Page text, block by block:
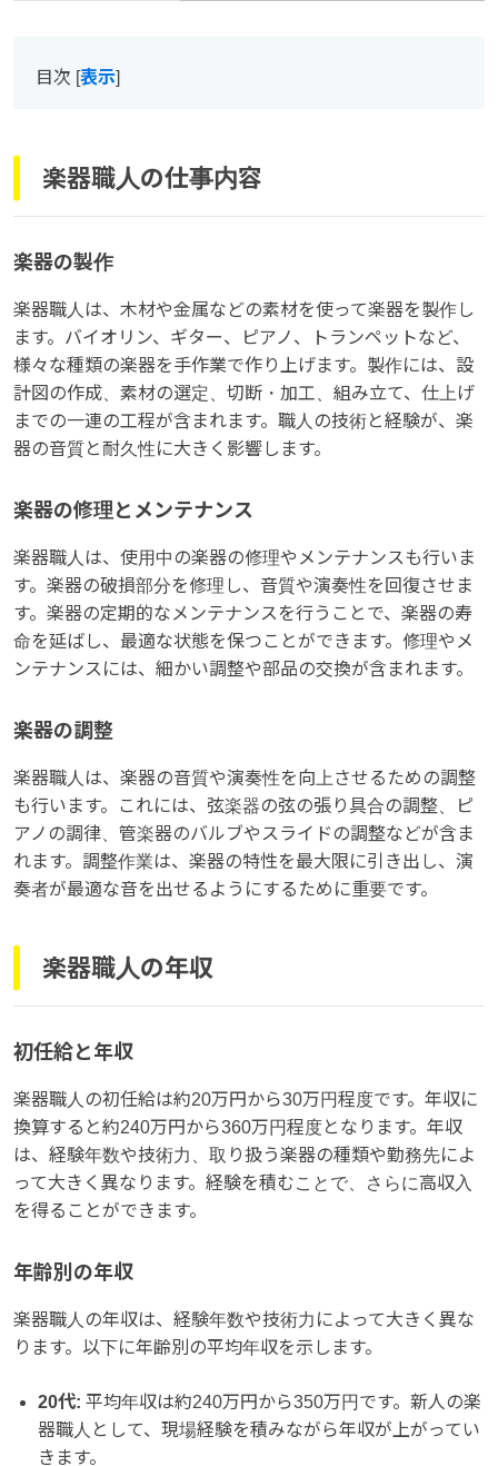
目次 [表示]
楽器職人の仕事内容
楽器の製作
楽器職人は、木材や金属などの素材を使って楽器を製作し
ます。バイオリン、ギター、ピアノ、トランペットなど、
様々な種類の楽器を手作業で作り上げます。製作には、設
計図の作成、素材の選定、切断・加工、組み立て、仕上げ
までの一連の工程が含まれます。職人の技術と経験が、楽
器の音質と耐久性に大きく影響します。
楽器の修理とメンテナンス
楽器職人は、使用中の楽器の修理やメンテナンスも行いま
す。楽器の破損部分を修理し、音質や演奏性を回復させま
す。楽器の定期的なメンテナンスを行うことで、楽器の寿
命を延ばし、最適な状態を保つことができます。修理やメ
ンテナンスには、細かい調整や部品の交換が含まれます。
楽器の調整
楽器職人は、楽器の音質や演奏性を向上させるための調整
も行います。これには、弦楽器の弦の張り具合の調整、ピ
アノの調律、管楽器のバルブやスライドの調整などが含ま
れます。調整作業は、楽器の特性を最大限に引き出し、演
奏者が最適な音を出せるようにするために重要です。
楽器職人の年収
初任給と年収
楽器職人の初任給は約20万円から30万円程度です。年収に
換算すると約240万円から360万円程度となります。年収
は、経験年数や技術力、取り扱う楽器の種類や勤務先によ
って大きく異なります。経験を積むことで、さらに高収入
を得ることができます。
年齢別の年収
楽器職人の年収は、経験年数や技術力によって大きく異な
ります。以下に年齢別の平均年収を示します。
20代: 平均年収は約240万円から350万円です。新人の楽
器職人として、現場経験を積みながら年収が上がってい
きます。